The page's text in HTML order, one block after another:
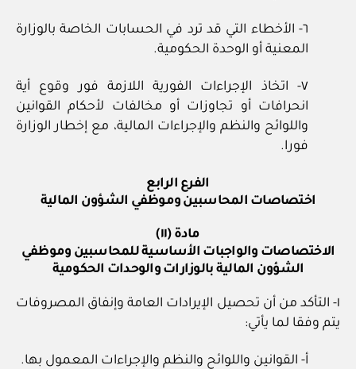
٦- الأخطاء التي قد ترد في الحسابات الخاصة بالوزارة
المعنية أو الوحدة الحكومية.
٧- اتخاذ الإجراءات الفورية اللازمة فور وقوع أية
انحرافات أو تجاوزات أو مخالفات لأحكام القوانين
واللوائح والنظم والإجراءات المالية، مع إخطار الوزارة
فورا.
الفرع الرابع
اختصاصات المحاسبين وموظفي الشؤون المالية
مادة (١١)
الاختصاصات والواجبات الأساسية للمحاسبين وموظفي
الشؤون المالية بالوزارات والوحدات الحكومية
١- التأكد من أن تحصيل الإيرادات العامة وإنفاق المصروفات
يتم وفقا لما يأتي:
أ- القوانين واللوائح والنظم والإجراءات المعمول بها.